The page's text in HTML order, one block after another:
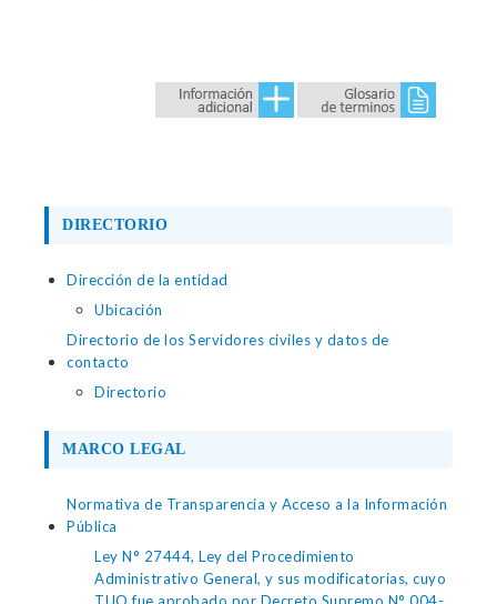
DIRECTORIO
Dirección de la entidad
Ubicación
Directorio de los Servidores civiles y datos de
contacto
Directorio
MARCO LEGAL
Normativa de Transparencia y Acceso a la Información
Pública
Ley N° 27444, Ley del Procedimiento
Administrativo General, y sus modificatorias, cuyo